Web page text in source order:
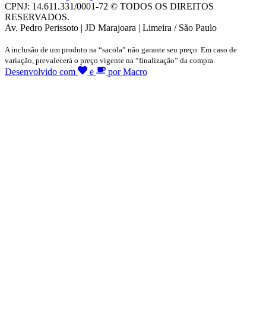
CPNJ: 14.611.331/0001-72 © TODOS OS DIREITOS
RESERVADOS.
Av. Pedro Perissoto | JD Marajoara | Limeira / São Paulo
A inclusão de um produto na “sacola” não garante seu preço. Em caso de
variação, prevalecerá o preço vigente na “finalização” da compra.
Desenvolvido com e por Macro